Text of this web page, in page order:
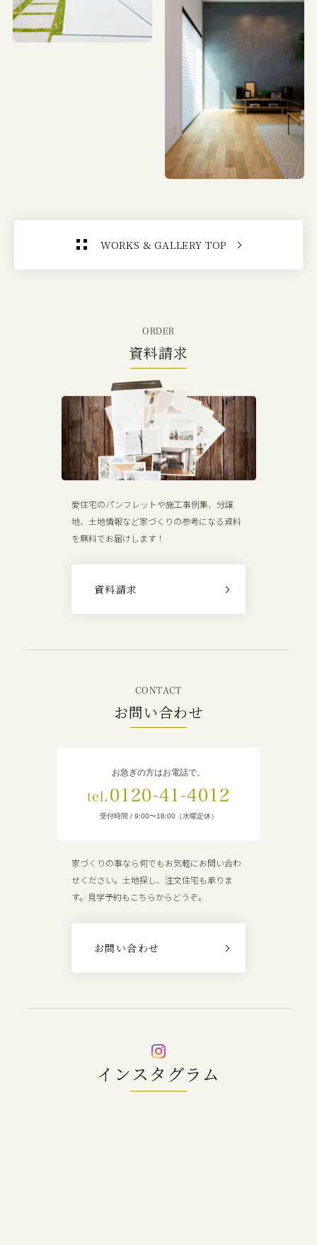
WORKS & GALLERY TOP
ORDER
資料請求
愛住宅のパンフレットや施工事例集、分譲
地、土地情報など家づくりの参考になる資料
を無料でお届けします！
資料請求
インスタグラム
CONTACT
お問い合わせ
お急ぎの方はお電話で。
tel. 0120-41-4012
受付時間 / 9:00〜18:00（水曜定休）
家づくりの事なら何でもお気軽にお問い合わ
せください。土地探し、注文住宅も承りま
す。見学予約もこちらからどうぞ。
お問い合わせ